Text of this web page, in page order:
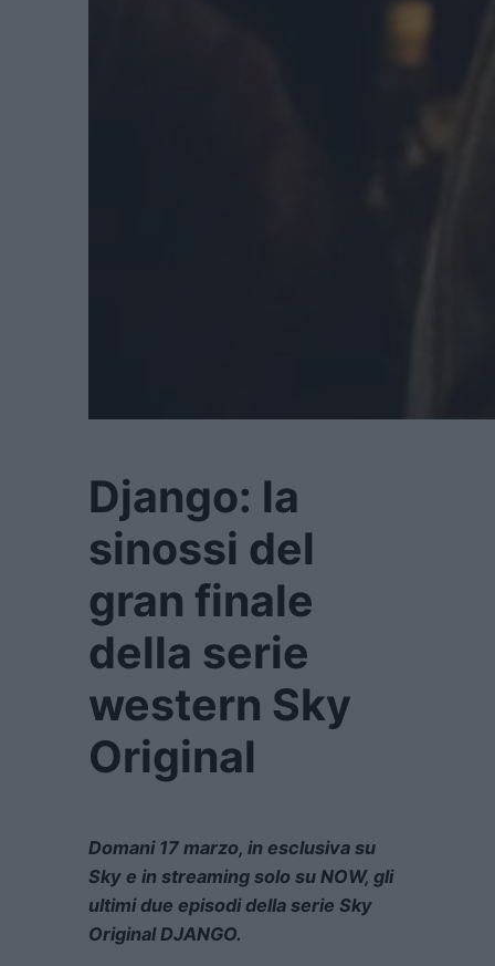
Django: la
sinossi del
gran finale
della serie
western Sky
Original
Domani 17 marzo, in esclusiva su
Sky e in streaming solo su NOW, gli
ultimi due episodi della serie Sky
Original DJANGO.